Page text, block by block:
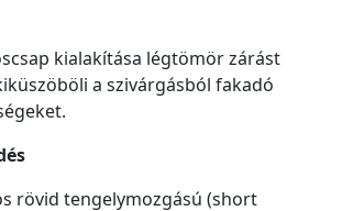
kialakítása légtömör zárást
a szivárgásból fakadó
rövid tengelymozgású (short